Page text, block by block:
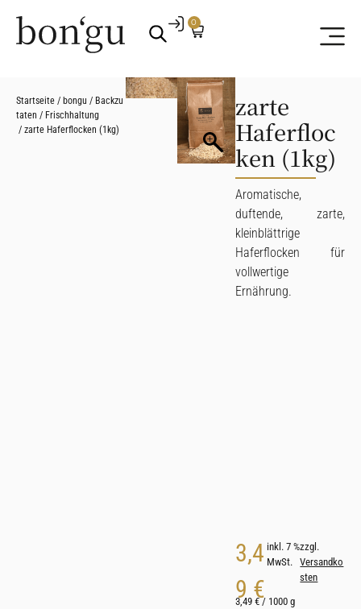
0
Startseite / bongu / Backzu
taten / Frischhaltung
/ zarte Haferflocken (1kg)
zarte
Haferfloc
ken (1kg)
Aromatische,
duftende, zarte,
kleinblättrige
Haferflocken für
vollwertige
Ernährung.
3,4
9 €
inkl. 7 %
MwSt.
zzgl.
Versandko
sten
3,49 €/ 1000 g